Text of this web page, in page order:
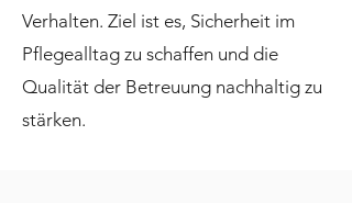
Verhalten. Ziel ist es, Sicherheit im
Pflegealltag zu schaffen und die
Qualität der Betreuung nachhaltig zu
stärken.